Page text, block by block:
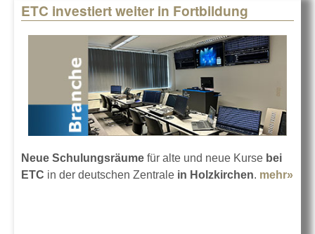
ETC investiert weiter in Fortbildung
Neue Schulungsräume für alte und neue Kurse bei
ETC in der deutschen Zentrale in Holzkirchen. mehr»